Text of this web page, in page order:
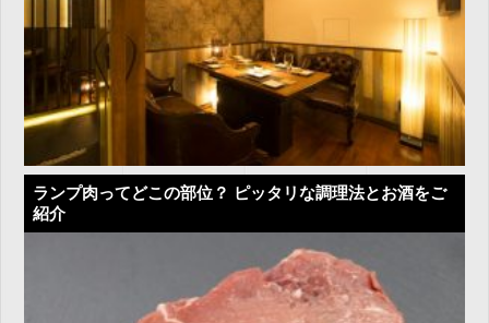
ランプ肉ってどこの部位？ ピッタリな調理法とお酒をご
紹介